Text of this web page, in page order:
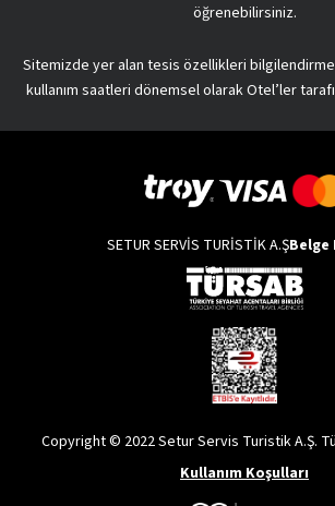
öğrenebilirsiniz.
Sitemizde yer alan tesis özellikleri bilgilendirme
kullanım saatleri dönemsel olarak Otel’ler
SETUR SERVİS TURİSTİK A.ŞBelge
Copyright © 2022 Setur Servis Turistik A.Ş.
Kullanım Koşulları